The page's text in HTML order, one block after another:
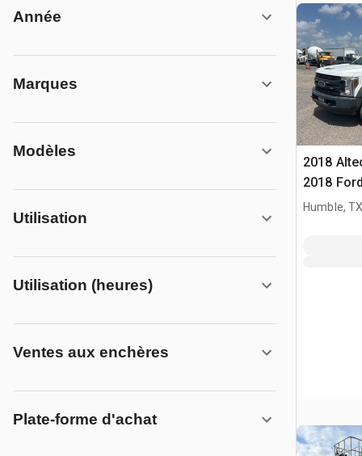
Année
Marques
Modèles
Utilisation
Utilisation (heures)
Ventes aux enchères
Plate-forme d'achat
2018
2018
Camion
Humble,